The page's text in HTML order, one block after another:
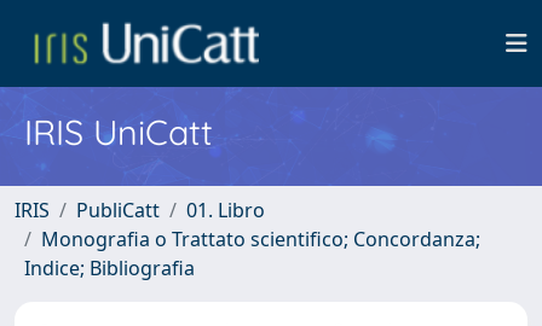
IRIS UniCatt
IRIS PubliCatt
01. Libro
Monografia o Trattato scientifico; Concordanza;
Indice; Bibliografia